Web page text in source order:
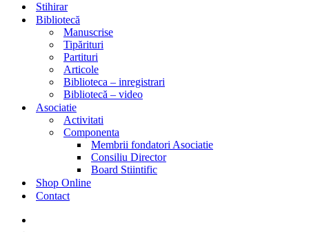
Stihirar
Bibliotecă
Manuscrise
Tipărituri
Partituri
Articole
Biblioteca – inregistrari
Bibliotecă – video
Asociatie
Activitati
Componenta
Membrii fondatori Asociatie
Consiliu Director
Board Stiintific
Shop Online
Contact